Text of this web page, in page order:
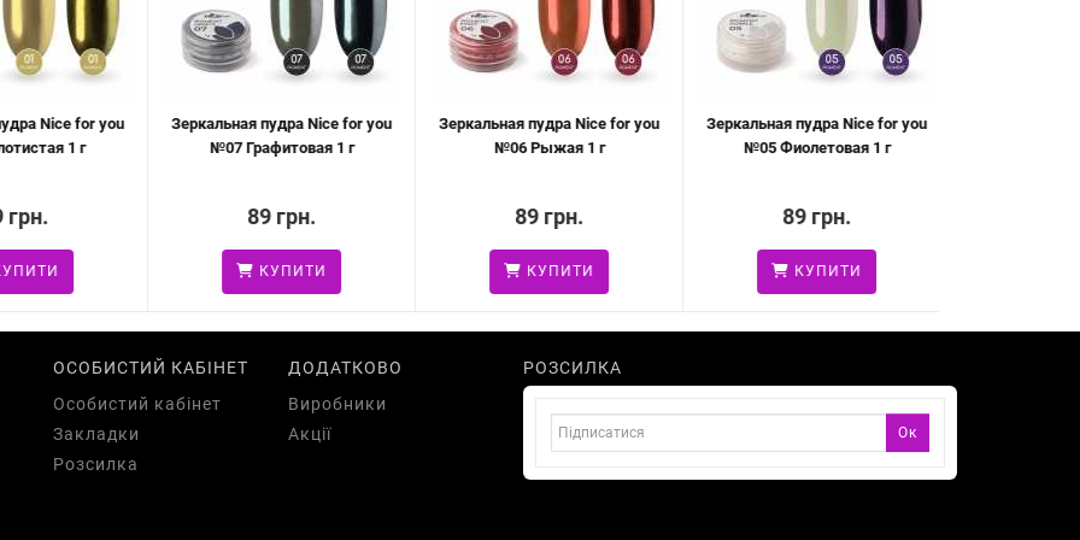
Nice for you
1 г
Зеркальная пудра Nice for you
№07 Графитовая 1 г
89 грн.
КУПИТИ
Зеркальная пудра Nice for you
№06 Рыжая 1 г
89 грн.
КУПИТИ
Зеркальная пудра Nice for you
№05 Фиолетовая 1 г
89 грн.
КУПИТИ
ОСОБИСТИЙ КАБІНЕТ
Особистий кабінет
Закладки
Розсилка
ДОДАТКОВО
Виробники
Акції
РОЗСИЛКА
Ок